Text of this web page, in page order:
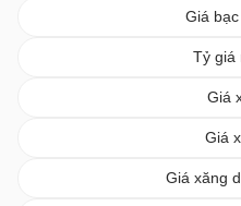
Giá
Tỷ giá
Giá
Giá
Giá xăng